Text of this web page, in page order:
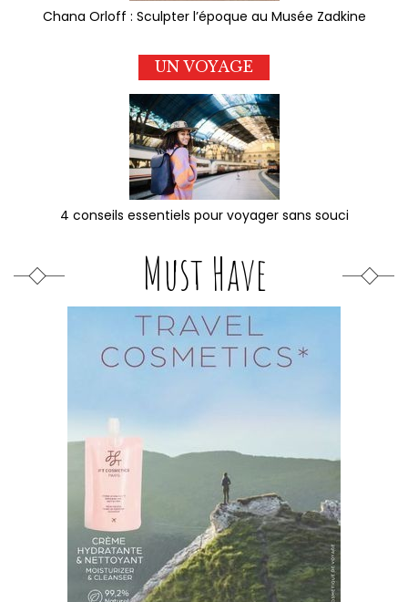
Chana Orloff : Sculpter l’époque au Musée Zadkine
UN VOYAGE
4 conseils essentiels pour voyager sans souci
Must Have